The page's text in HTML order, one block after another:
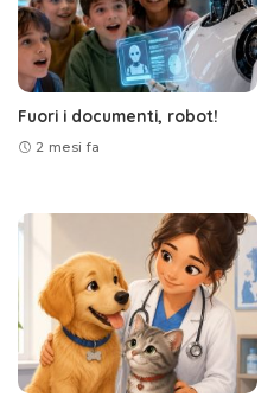
Fuori i documenti, robot!
2 mesi fa